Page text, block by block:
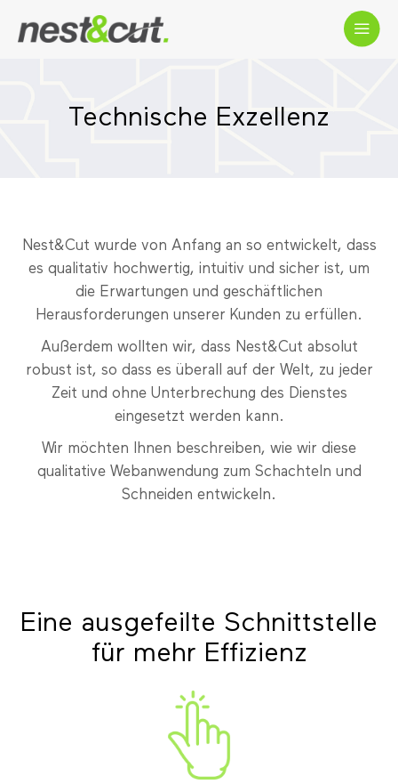
Technische Exzellenz
Nest&Cut wurde von Anfang an so entwickelt, dass
es qualitativ hochwertig, intuitiv und sicher ist, um
die Erwartungen und geschäftlichen
Herausforderungen unserer Kunden zu erfüllen.
Außerdem wollten wir, dass Nest&Cut absolut
robust ist, so dass es überall auf der Welt, zu jeder
Zeit und ohne Unterbrechung des Dienstes
eingesetzt werden kann.
Wir möchten Ihnen beschreiben, wie wir diese
qualitative Webanwendung zum Schachteln und
Schneiden entwickeln.
Eine ausgefeilte Schnittstelle
für mehr Effizienz